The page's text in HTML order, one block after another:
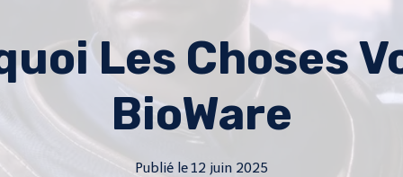
Les Choses
BioWare
Publié le12 juin 2025